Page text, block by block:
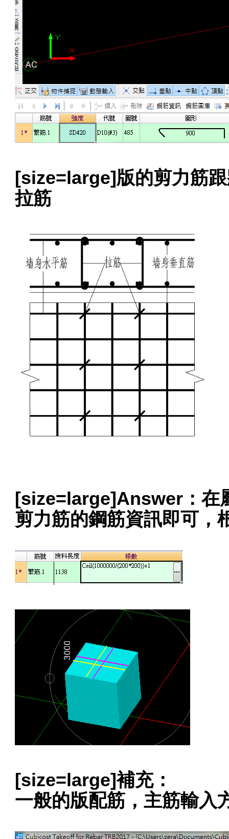
[size=large]版的剪力筋
拉筋
[size=large]Answer：在
剪力筋的鋼筋資訊即可，
[size=large]補充：
一般的版配筋，主筋輸入